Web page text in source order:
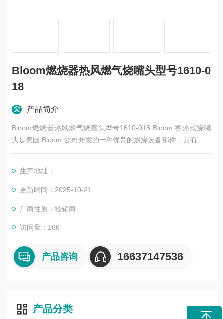
Bloom燃烧器热风燃气烧嘴头型号1610-0
18
产品简介
Bloom燃烧器热风燃气烧嘴头型号1610-018 Bloom 蓄热式烧嘴
头是美国 Bloom 公司开发的一种优良的燃烧设备部件，具有高效
节能、环保等特点，以下是其简介：
生产地址：
更新时间：2025-10-21
厂商性质：经销商
访问量：166
产品咨询 16637147536
产品分类